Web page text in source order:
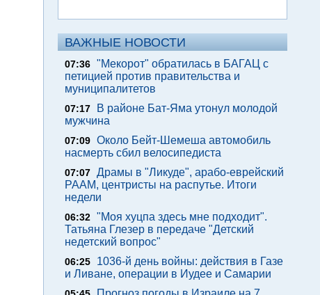
ВАЖНЫЕ НОВОСТИ
07:36 "Мекорот" обратилась в БАГАЦ с
петицией против правительства и
муниципалитетов
07:17
В районе Бат-Яма утонул молодой
мужчина
07:09 Около Бейт-Шемеша автомобиль
насмерть сбил велосипедиста
07:07 Драмы в "Ликуде", арабо-еврейский
РААМ, центристы на распутье. Итоги
недели
06:32 "Моя хуцпа здесь мне подходит".
Татьяна Глезер в передаче "Детский
недетский вопрос"
06:25
1036-й день войны: действия в Газе
и Ливане, операции в Иудее и Самарии